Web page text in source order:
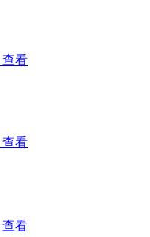
查看
查看
查看